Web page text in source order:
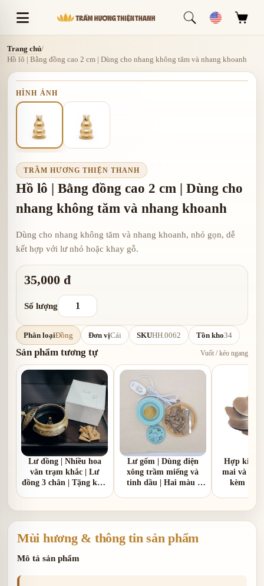
Trang chủ/
Hồ lô | Bằng đồng cao 2 cm | Dùng cho nhang không tăm và nhang khoanh
HÌNH ẢNH
TRẦM HƯƠNG THIỆN THANH
Hồ lô | Bằng đồng cao 2 cm | Dùng cho
nhang không tăm và nhang khoanh
Dùng cho nhang không tăm và nhang khoanh, nhỏ gọn, dễ
kết hợp với lư nhỏ hoặc khay gỗ.
35,000 đ
Số lượng
Phân loạiĐồng Đơn vịCái SKUHH.0062 Tồn kho34
Sản phẩm tương tự Vuốt / kéo ngang
Lư đồng | Nhiều hoa
văn trạm khắc | Lư
đồng 3 chân | Tặng kèm
Lư gốm | Dùng điện
xông trầm miếng và
tinh dầu | Hai màu |
Hợp kim |
mai và hoa
kèm 1
Mùi hương & thông tin sản phẩm
Mô tả sản phẩm